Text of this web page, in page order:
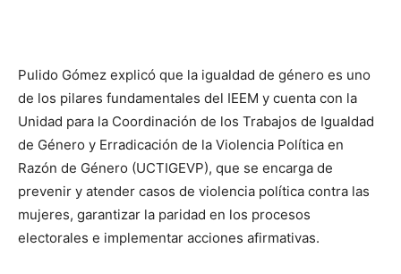
Pulido Gómez explicó que la igualdad de género es uno
de los pilares fundamentales del IEEM y cuenta con la
Unidad para la Coordinación de los Trabajos de Igualdad
de Género y Erradicación de la Violencia Política en
Razón de Género (UCTIGEVP), que se encarga de
prevenir y atender casos de violencia política contra las
mujeres, garantizar la paridad en los procesos
electorales e implementar acciones afirmativas.